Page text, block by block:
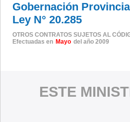
Gobernación
Ley N° 20.285
OTROS CONTRATOS SUJETOS AL
Efectuadas en Mayo del año 2009
ESTE